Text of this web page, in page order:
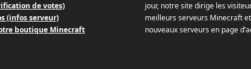
de votes)
(infos serveur)
boutique Minecraft
jour, notre site dirige les
meilleurs serveurs Minecraft
nouveaux serveurs en page